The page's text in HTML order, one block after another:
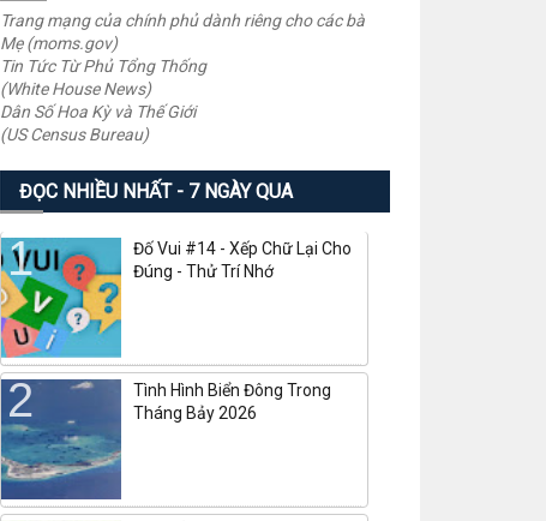
Trang mạng của chính phủ dành riêng cho các bà
Mẹ (moms.gov)
Tin Tức Từ Phủ Tổng Thống
(White House News)
Dân Số Hoa Kỳ và Thế Giới
(US Census Bureau)
ĐỌC NHIỀU NHẤT - 7 NGÀY QUA
Đố Vui #14 - Xếp Chữ Lại Cho
Đúng - Thử Trí Nhớ
Tình Hình Biển Đông Trong
Tháng Bảy 2026